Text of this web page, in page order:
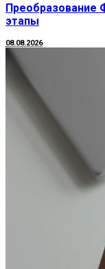
Преобразование
этапы
08.08.2026